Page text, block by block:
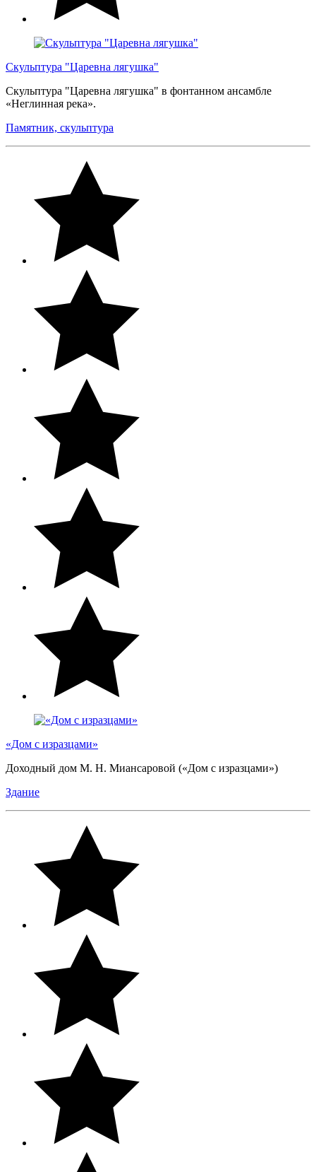
Скульптура "Царевна лягушка"
Скульптура "Царевна лягушка" в фонтанном ансамбле
«Неглинная река».
Памятник, скульптура
«Дом с изразцами»
Доходный дом М. Н. Миансаровой («Дом с изразцами»)
Здание